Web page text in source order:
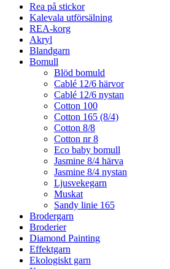
Rea på stickor
Kalevala utförsälning
REA-korg
Akryl
Blandgarn
Bomull
Blöd bomuld
Cablé 12/6 härvor
Cablé 12/6 nystan
Cotton 100
Cotton 165 (8/4)
Cotton 8/8
Cotton nr 8
Eco baby bomull
Jasmine 8/4 härva
Jasmine 8/4 nystan
Ljusvekegarn
Muskat
Sandy linie 165
Brodergarn
Broderier
Diamond Painting
Effektgarn
Ekologiskt garn